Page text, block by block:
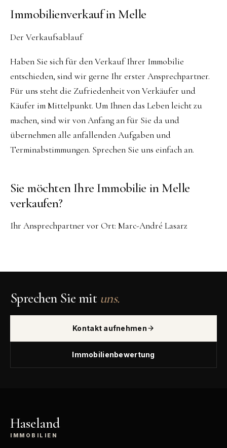
Immobilienverkauf in Melle
Der Verkaufsablauf
Haben Sie sich für den Verkauf Ihrer Immobilie
entschieden, sind wir gerne Ihr erster Ansprechpartner.
Für uns steht die Zufriedenheit von Verkäufer und
Käufer im Mittelpunkt. Um Ihnen das Leben leicht zu
machen, sind wir von Anfang an für Sie da und
übernehmen alle anfallenden Aufgaben und
Terminabstimmungen. Sprechen Sie uns einfach an.
Sie möchten Ihre Immobilie in Melle
verkaufen?
Ihr Ansprechpartner vor Ort: Marc-André Lasarz
Sprechen Sie mit uns.
Kontakt aufnehmen
Immobilienbewertung
Haseland
IMMOBILIEN